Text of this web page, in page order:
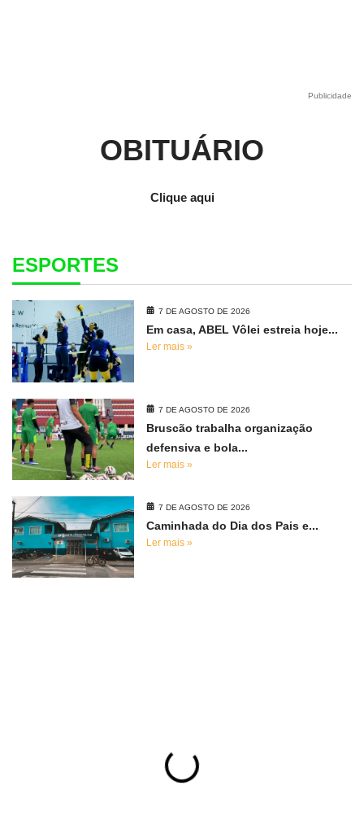
Publicidade
OBITUÁRIO
Clique aqui
ESPORTES
7 DE AGOSTO DE 2026
Em casa, ABEL Vôlei estreia hoje...
Ler mais »
7 DE AGOSTO DE 2026
Bruscão trabalha organização
defensiva e bola...
Ler mais »
7 DE AGOSTO DE 2026
Caminhada do Dia dos Pais e...
Ler mais »